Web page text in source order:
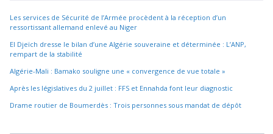
Les services de Sécurité de l’Armée procèdent à la réception d’un
ressortissant allemand enlevé au Niger
El Djeïch dresse le bilan d’une Algérie souveraine et déterminée : L’ANP,
rempart de la stabilité
Algérie-Mali : Bamako souligne une « convergence de vue totale »
Après les législatives du 2 juillet : FFS et Ennahda font leur diagnostic
Drame routier de Boumerdès : Trois personnes sous mandat de dépôt